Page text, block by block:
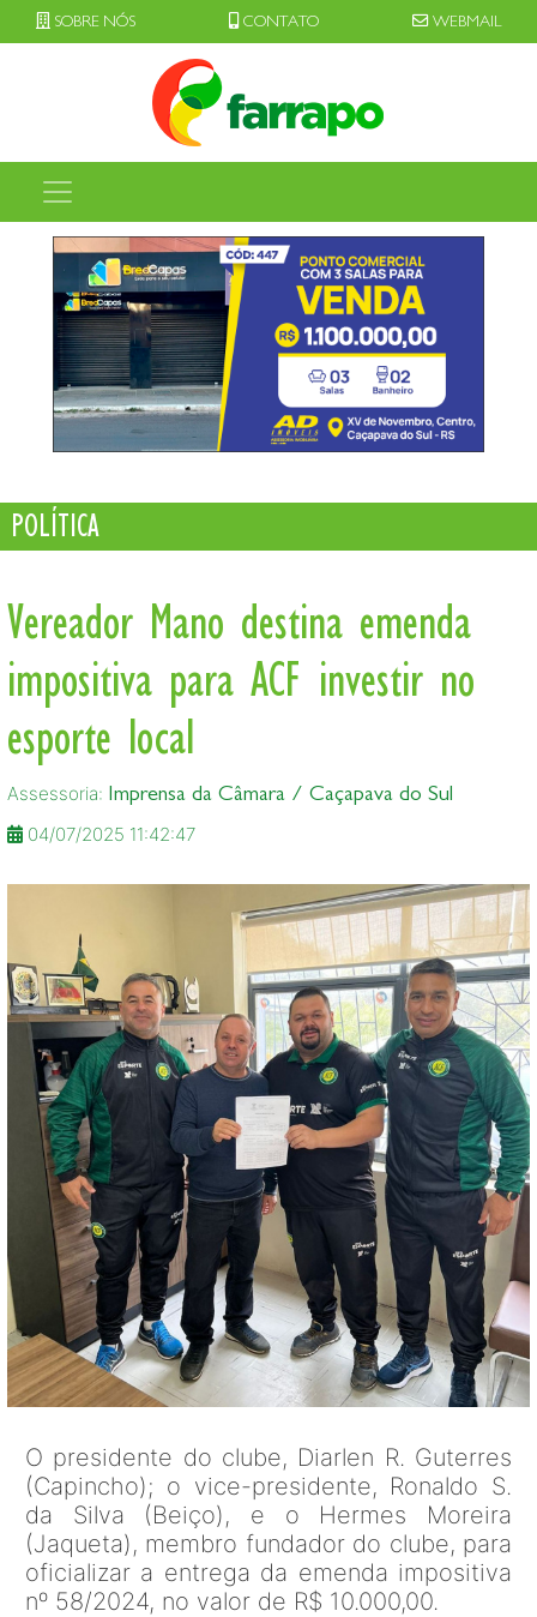
SOBRE NÓS CONTATO WEBMAIL
POLÍTICA
Vereador Mano destina emenda
impositiva para ACF investir no
esporte local
Assessoria: Imprensa da Câmara / Caçapava do Sul
04/07/2025 11:42:47
O presidente do clube, Diarlen R. Guterres
(Capincho); o vice-presidente, Ronaldo S.
da Silva (Beiço), e o Hermes Moreira
(Jaqueta), membro fundador do clube, para
oficializar a entrega da emenda impositiva
nº 58/2024, no valor de R$ 10.000,00.